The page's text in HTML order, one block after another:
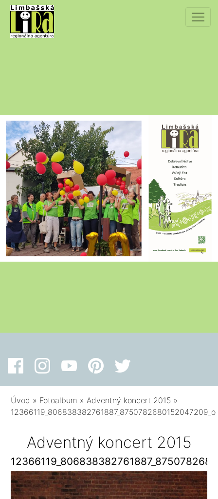
Úvod » Fotoalbum »Adventný koncert 2015 »
12366119_806838382761887_8750782680152047209_o
Adventný koncert 2015